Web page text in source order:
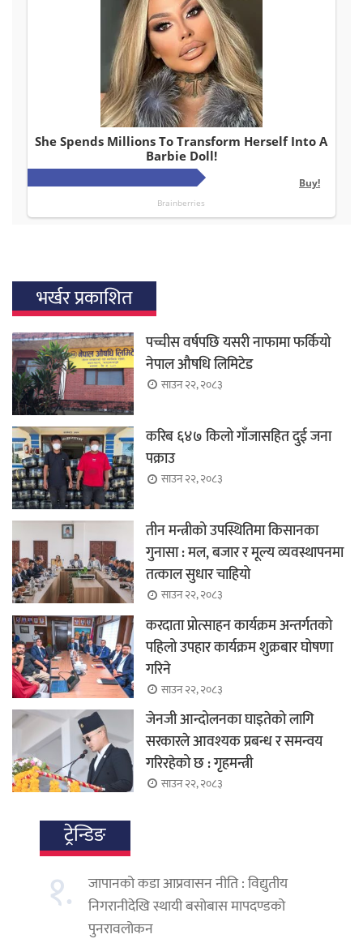
भर्खर प्रकाशित
पच्चीस वर्षपछि यसरी नाफामा फर्कियो
नेपाल औषधि लिमिटेड
साउन २२, २०८३
करिब ६४७ किलो गाँजासहित दुई जना
पक्राउ
साउन २२, २०८३
तीन मन्त्रीको उपस्थितिमा किसानका
गुनासा : मल, बजार र मूल्य व्यवस्थापनमा
तत्काल सुधार चाहियो
साउन २२, २०८३
करदाता प्रोत्साहन कार्यक्रम अन्तर्गतको
पहिलो उपहार कार्यक्रम शुक्रबार घोषणा
गरिने
साउन २२, २०८३
जेनजी आन्दोलनका घाइतेको लागि
सरकारले आवश्यक प्रबन्ध र समन्वय
गरिरहेको छ : गृहमन्त्री
साउन २२, २०८३
ट्रेन्डिङ
१.
जापानको कडा आप्रवासन नीति : विद्युतीय
निगरानीदेखि स्थायी बसोबास मापदण्डको
पुनरावलोकन